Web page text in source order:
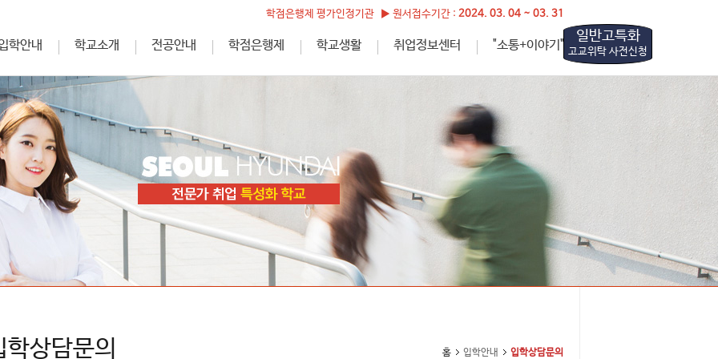
학점은행제 평가인정기관 ▶ 원서접수기간 : 2024. 03. 04 ~ 03. 31
학안내 학교소개 전공안내 학점은행제 학교생활 취업정보센터 "소통+이야기"
일반고특화
고교위탁 사전신청
학상담문의 홈 입학안내 입학상담문의